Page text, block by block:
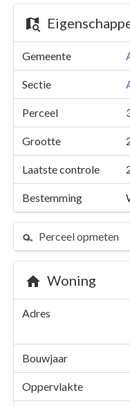
Gemeente
Sectie
Perceel
Grootte
Laatste controle
Bestemming
Perceel opmeten
Woning
Adres
Bouwjaar
Oppervlakte
Perceel 3798